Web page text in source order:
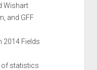
Wishart
and GFF
2014 Fields
of statistics